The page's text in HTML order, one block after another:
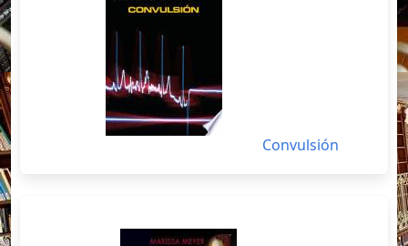
Convulsión